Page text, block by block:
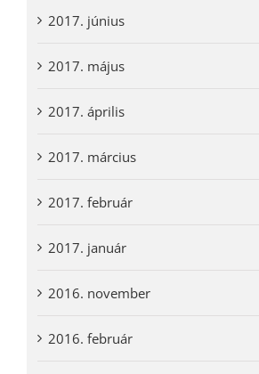
2017. június
2017. május
2017. április
2017. március
2017. február
2017. január
2016. november
2016. február